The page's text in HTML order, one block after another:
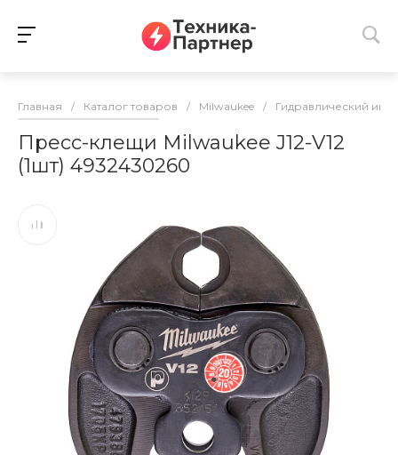
Главная / Каталог товаров / Milwaukee / Гидравлический
Пресс-клещи Milwaukee J12-V12
(1шт) 4932430260